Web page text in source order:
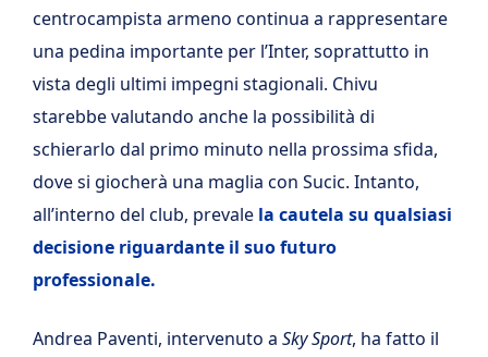
centrocampista armeno continua a rappresentare
una pedina importante per l’Inter, soprattutto in
vista degli ultimi impegni stagionali. Chivu
starebbe valutando anche la possibilità di
schierarlo dal primo minuto nella prossima sfida,
dove si giocherà una maglia con Sucic. Intanto,
all’interno del club, prevale la cautela su qualsiasi
decisione riguardante il suo futuro
professionale.
Andrea Paventi, intervenuto a Sky Sport, ha fatto il